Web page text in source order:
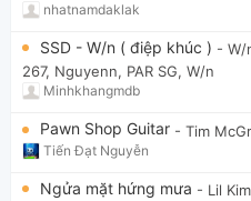
nhatnamdaklak
SSD - W/n ( điệp khúc ) - W/
267, Nguyenn, PAR SG, W/n
Minhkhangmdb
Pawn Shop Guitar - Tim
Tiến Đạt Nguyễn
Ngửa mặt hứng mưa - Lil